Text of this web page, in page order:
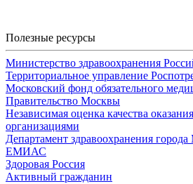
Полезные ресурсы
Министерство здравоохранения
Территориальное управление
Московский фонд обязательного
Правительство Москвы
Независимая оценка качества
организациями
Департамент здравоохранения
ЕМИАС
Здоровая Россия
Активный гражданин